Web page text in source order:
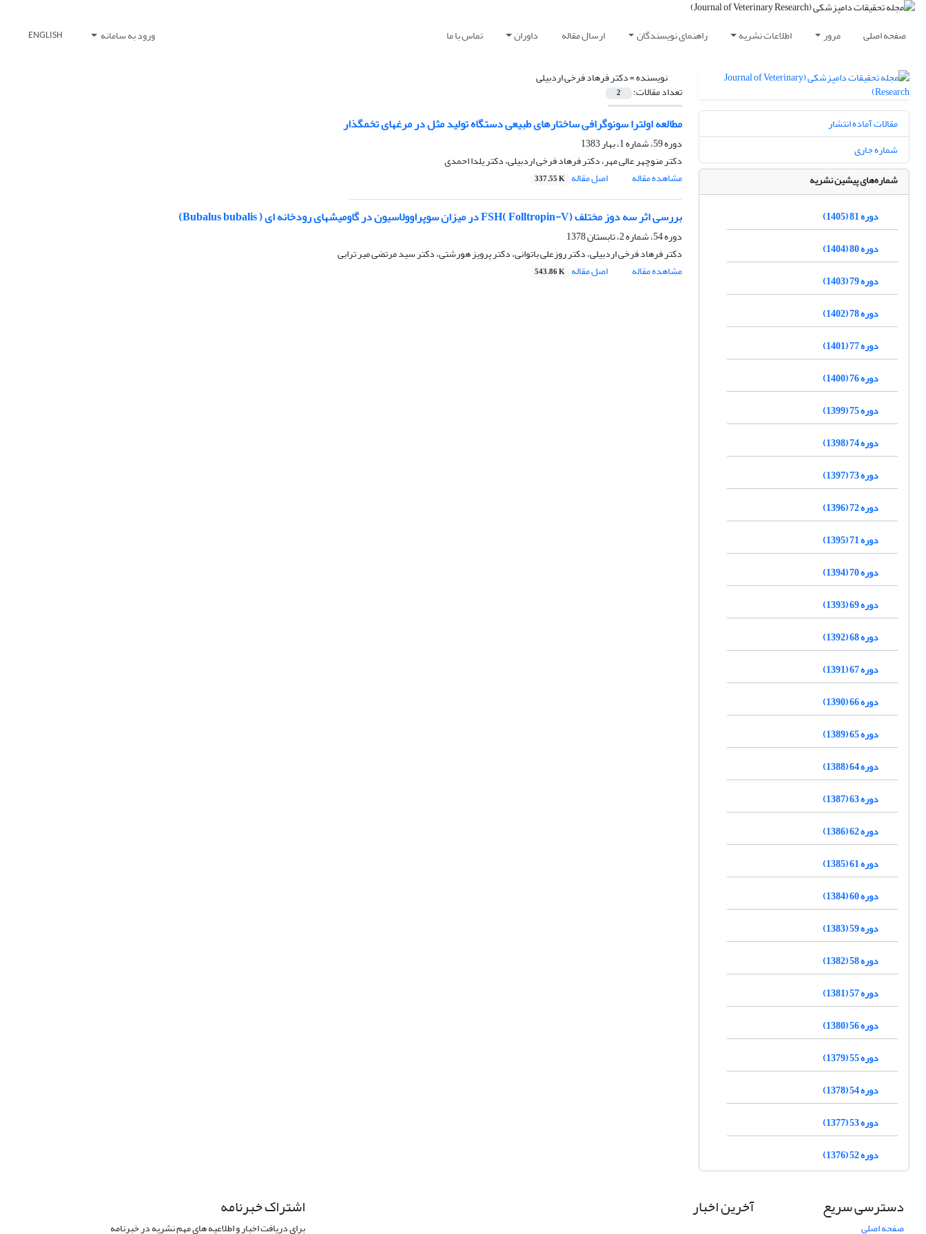
صفحه اصلی مرور اطلاعات نشریه راهنمای نویسندگان ارسال مقاله داوران تماس با ما ورود به سامانه ENGLISH
نویسنده =دکتر فرهاد فرخی اردبیلی
تعداد مقالات: 2
مطالعه اولترا سونوگرافی ساختارهای طبیعی دستگاه تولید مثل در مرغهای تخمگذار
دوره 59، شماره 1، بهار 1383
دکتر منوچهر عالی مهر، دکتر فرهاد فرخی اردبیلی، دکتر یلدا احمدی
مشاهده مقاله
اصل مقاله 337.55 K
بررسی اثر سه دوز مختلف FSH( Folltropin-V) در میزان سوپراوولاسیون در گاومیشهای رودخانه ای ( Bubalus bubalis)
دوره 54، شماره 2، تابستان 1378
دکتر فرهاد فرخی اردبیلی، دکتر روزعلی باتوانی، دکتر پرویز هورشتی، دکتر سید مرتضی میر ترابی
مشاهده مقاله
اصل مقاله 543.86 K
مقالات آماده انتشار
شماره جاری
شماره‌های پیشین نشریه
دوره 81 (1405)
دوره 80 (1404)
دوره 79 (1403)
دوره 78 (1402)
دوره 77 (1401)
دوره 76 (1400)
دوره 75 (1399)
دوره 74 (1398)
دوره 73 (1397)
دوره 72 (1396)
دوره 71 (1395)
دوره 70 (1394)
دوره 69 (1393)
دوره 68 (1392)
دوره 67 (1391)
دوره 66 (1390)
دوره 65 (1389)
دوره 64 (1388)
دوره 63 (1387)
دوره 62 (1386)
دوره 61 (1385)
دوره 60 (1384)
دوره 59 (1383)
دوره 58 (1382)
دوره 57 (1381)
دوره 56 (1380)
دوره 55 (1379)
دوره 54 (1378)
دوره 53 (1377)
دوره 52 (1376)
دسترسی سریع
صفحه اصلی
آخرین اخبار اشتراک خبرنامه
برای دریافت اخبار و اطلاعیه های مهم نشریه در خبرنامه